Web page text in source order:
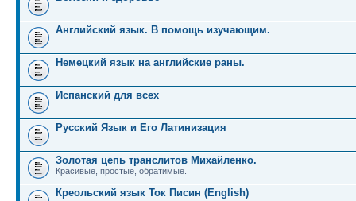
Английский язык. В помощь изучающим.
Немецкий язык на английские раны.
Испанский для всех
Русский Язык и Его Латинизация
Золотая цепь транслитов Михайленко.
Красивые, простые, обратимые.
Креольский язык Ток Писин (English)